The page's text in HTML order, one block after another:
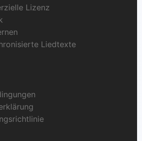
Lizenz
Liedtexte